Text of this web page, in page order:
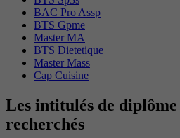
BAC Pro Assp
BTS Gpme
Master MA
BTS Dietetique
Master Mass
Cap Cuisine
Les intitulés de
recherchés